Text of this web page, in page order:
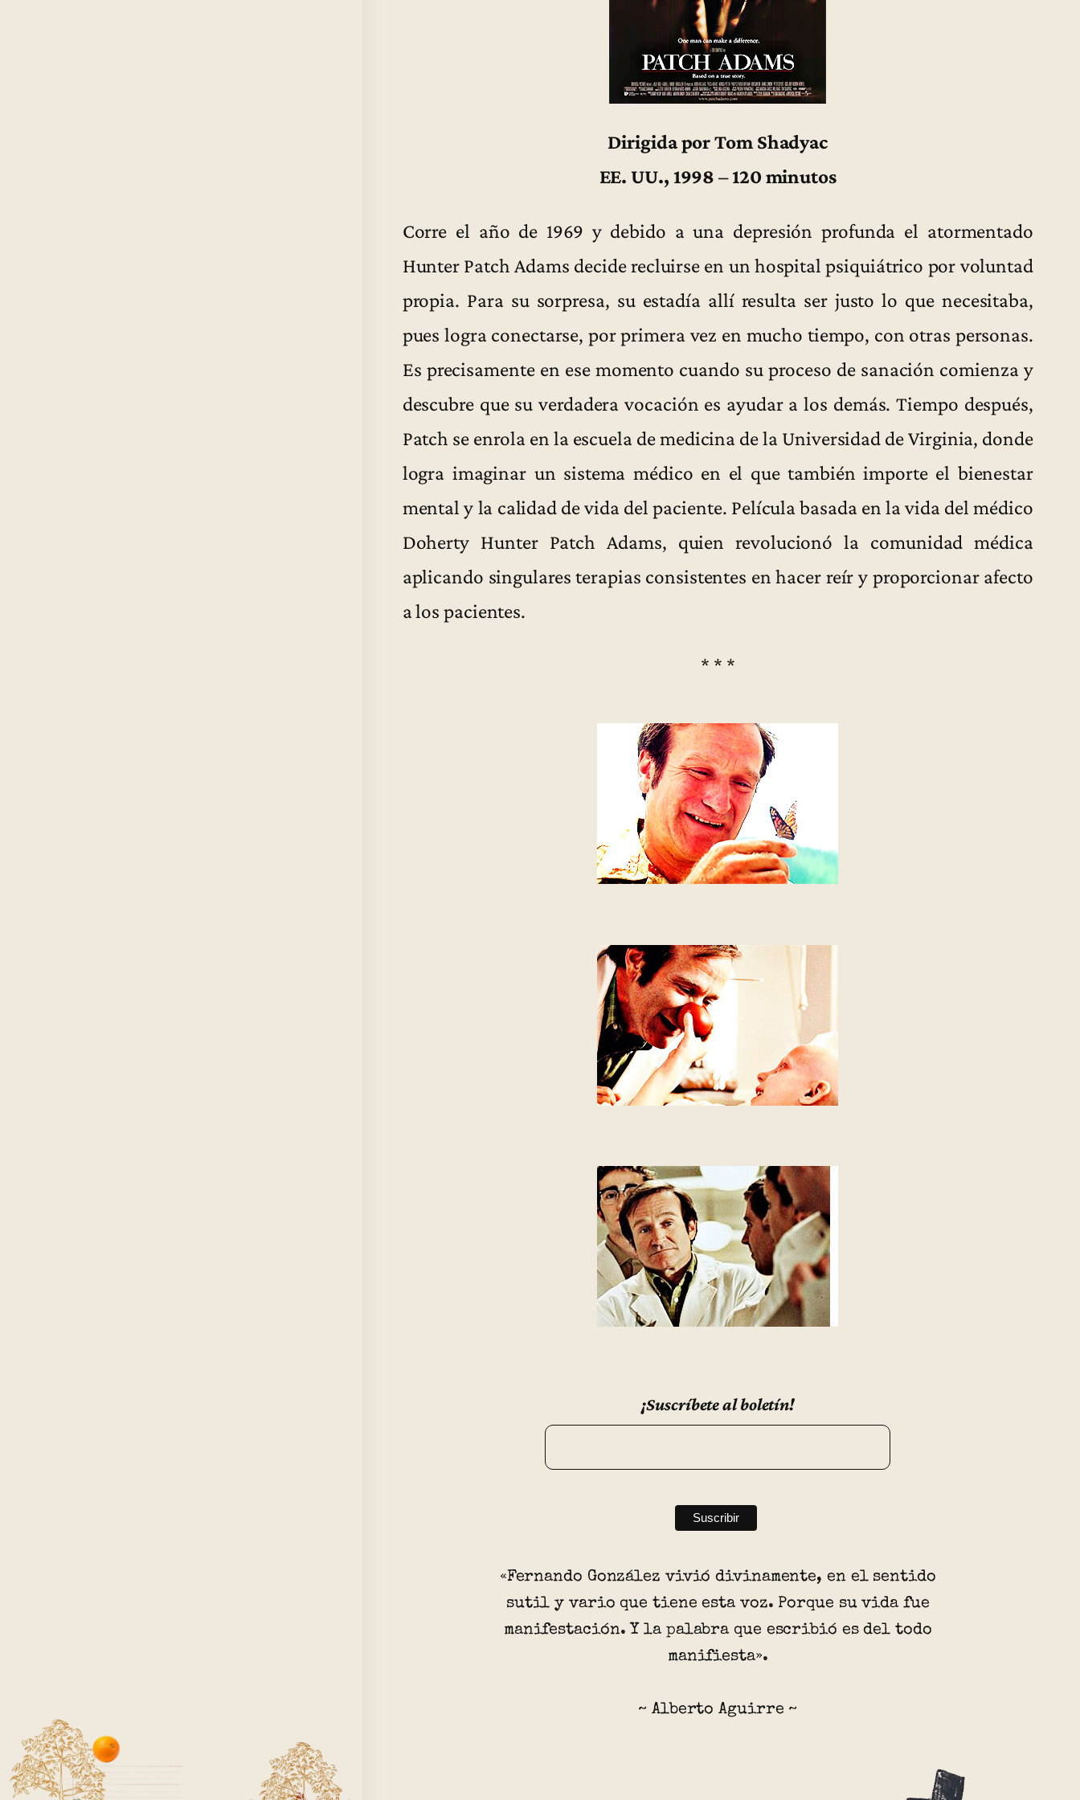
Dirigida por Tom Shadyac
EE. UU., 1998 – 120 minutos
Corre el año de 1969 y debido a una depresión profunda el atormentado
Hunter Patch Adams decide recluirse en un hospital psiquiátrico por voluntad
propia. Para su sorpresa, su estadía allí resulta ser justo lo que necesitaba,
pues logra conectarse, por primera vez en mucho tiempo, con otras personas.
Es precisamente en ese momento cuando su proceso de sanación comienza y
descubre que su verdadera vocación es ayudar a los demás. Tiempo después,
Patch se enrola en la escuela de medicina de la Universidad de Virginia, donde
logra imaginar un sistema médico en el que también importe el bienestar
mental y la calidad de vida del paciente. Película basada en la vida del médico
Doherty Hunter Patch Adams, quien revolucionó la comunidad médica
aplicando singulares terapias consistentes en hacer reír y proporcionar afecto
a los pacientes.
* * *
¡Suscríbete al boletín!
«Fernando González vivió divinamente, en el sentido
sutil y vario que tiene esta voz. Porque su vida fue
manifestación. Y la palabra que escribió es del todo
manifiesta».
~ Alberto Aguirre ~